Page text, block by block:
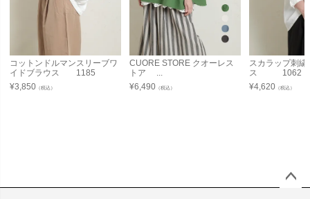
コットンドルマンスリーブワ
イドブラウス 1185
¥3,850 （税込）
CUORE STORE クオーレス
トア ...
¥6,490 （税込）
スカラップ刺
ス 1062
¥4,620 （税込）